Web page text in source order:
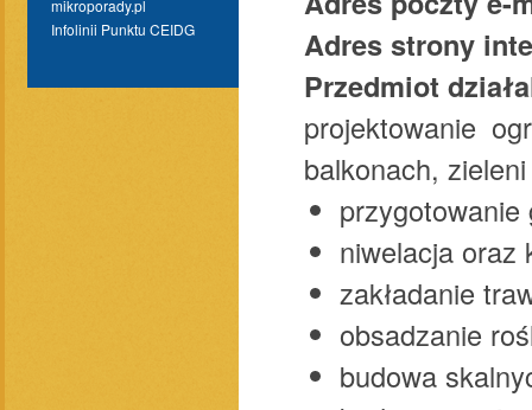
mikroporady.pl
Infolinii Punktu CEIDG
Adres strony
Przedmiot
projektowanie
balkonach,
przygotowanie
niwelacja oraz
zakładanie
obsadzanie
budowa